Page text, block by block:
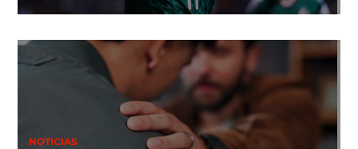
NOTICIAS